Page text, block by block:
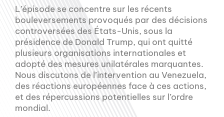
L’épisode se concentre sur les récents
bouleversements provoqués par des décisions
controversées des États-Unis, sous la
présidence de Donald Trump, qui ont quitté
plusieurs organisations internationales et
adopté des mesures unilatérales marquantes.
Nous discutons de l’intervention au Venezuela,
des réactions européennes face à ces actions,
et des répercussions potentielles sur l’ordre
mondial.